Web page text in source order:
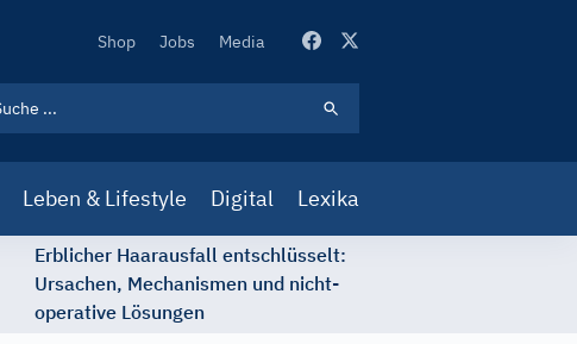
Secondary
Shop Jobs Media
Leben & Lifestyle Digital Lexika
Erblicher Haarausfall entschlüsselt:
Ursachen, Mechanismen und nicht-
operative Lösungen